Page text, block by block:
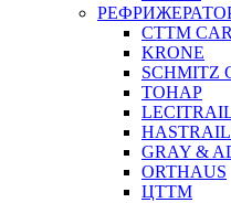
CTTM
KRONE
SCHMITZ
ТОНАР
GRAY &
ORTHAUS
ЦТТМ